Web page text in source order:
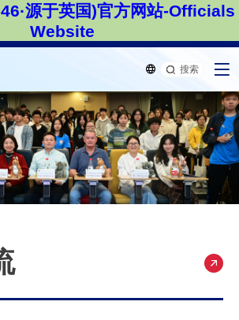
源于英国)官方网站-Officials
Website
搜索